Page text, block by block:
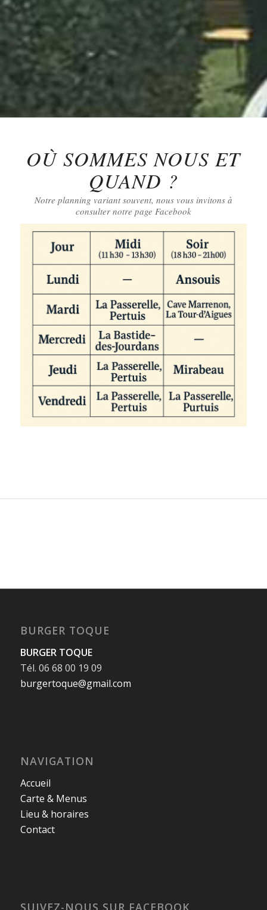
OÙ SOMMES NOUS ET
QUAND ?
Notre planning variant souvent, nous vous invitons à
consulter notre page Facebook
BURGER TOQUE
BURGER TOQUE
Tél. 06 68 00 19 09
burgertoque@gmail.com
NAVIGATION
Accueil
Carte & Menus
Lieu & horaires
Contact